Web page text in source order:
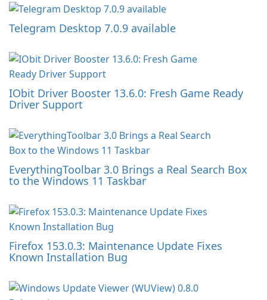
Telegram Desktop 7.0.9 available
IObit Driver Booster 13.6.0: Fresh Game Ready
Driver Support
EverythingToolbar 3.0 Brings a Real Search Box
to the Windows 11 Taskbar
Firefox 153.0.3: Maintenance Update Fixes
Known Installation Bug